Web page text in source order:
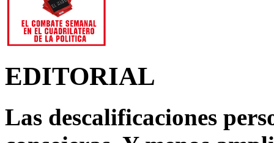
EDITORIAL
Las descalificaciones